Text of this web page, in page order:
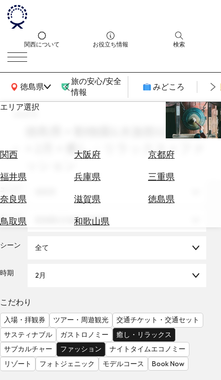
関西について お役立ち情報 検索
徳島県
関西広域MAP
旅の安心/安全
情報
みどころ
エリア選択
関西 大阪府
京都府
福井県
兵庫県
三重県
奈良県
滋賀県
徳島県
鳥取県
和歌山県
エ
券
テ
を
を
見
る
search
徳島県 × 動物園&水族館&植物園
× 2月 × 癒し・リラックス × ファ
テーマ 動物園&水族館&植物園
シーン 全て
時期 2月
こだわり
入場・拝観券 ツアー・周遊観光
交通チケット・交通セット
サスティナブル
ガストロノミー
癒し・リラックス
サブカルチャー
ファッション
ナイトタイムエコノミー
リゾート
フォトジェニック モデルコース Book Now